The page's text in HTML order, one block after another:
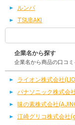
ルンバ
TSUBAKI
企業名から探す
企業名から商品の口コ
ライオン株式会社
パナソニック株式会
味の素株式会社
江崎グリコ株式会社